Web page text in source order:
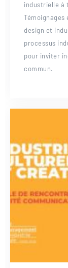
industrielle à
design et
processus
pour inviter
commun.